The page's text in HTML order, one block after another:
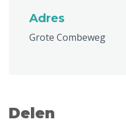
Adres
Grote Combeweg
Delen